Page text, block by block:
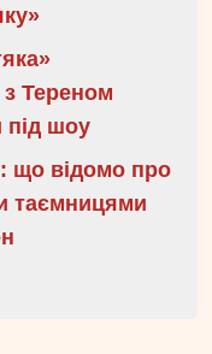
з Тереном
під шоу
що відомо про
таємницями